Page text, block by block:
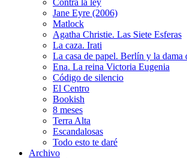
Contra la ley
Jane Eyre (2006)
Matlock
Agatha Christie. Las Siete Esferas
La caza. Irati
La casa de papel. Berlín y la dama
Ena. La reina Victoria Eugenia
Código de silencio
El Centro
Bookish
8 meses
Terra Alta
Escandalosas
Todo esto te daré
Archivo